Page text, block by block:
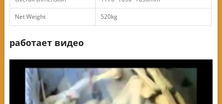
Net Weight 520kg
работает видео